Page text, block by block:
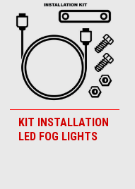
KIT INSTALLATION
LED FOG LIGHTS